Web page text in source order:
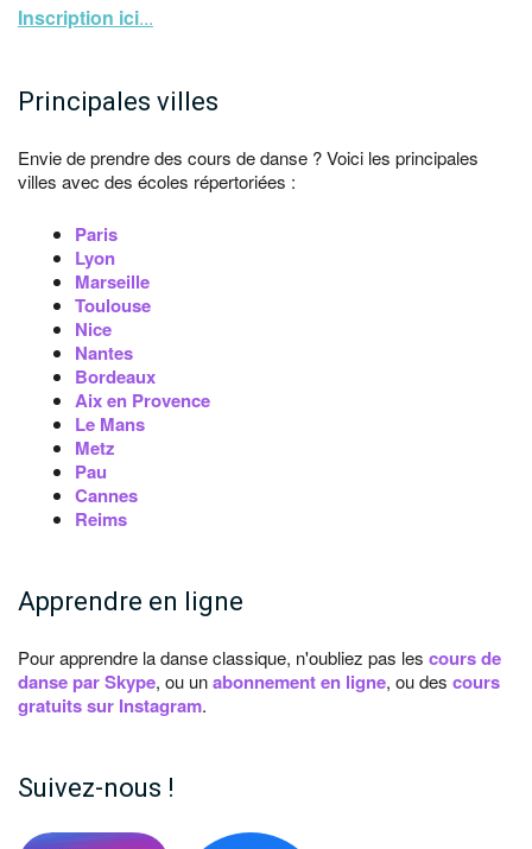
Inscription ici...
Principales villes
Envie de prendre des cours de danse ? Voici les principales
villes avec des écoles répertoriées :
Paris
Lyon
Marseille
Toulouse
Nice
Nantes
Bordeaux
Aix en Provence
Le Mans
Metz
Pau
Cannes
Reims
Apprendre en ligne
Pour apprendre la danse classique, n'oubliez pas les cours de
danse par Skype, ou unabonnement en ligne, ou des cours
gratuits sur Instagram.
Suivez-nous !